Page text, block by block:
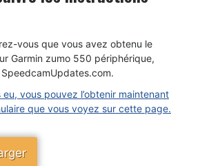
vous que vous avez obtenu le
Garmin zumo 550 périphérique,
eu, vous pouvez l’obtenir maintenant
que vous voyez sur cette page.